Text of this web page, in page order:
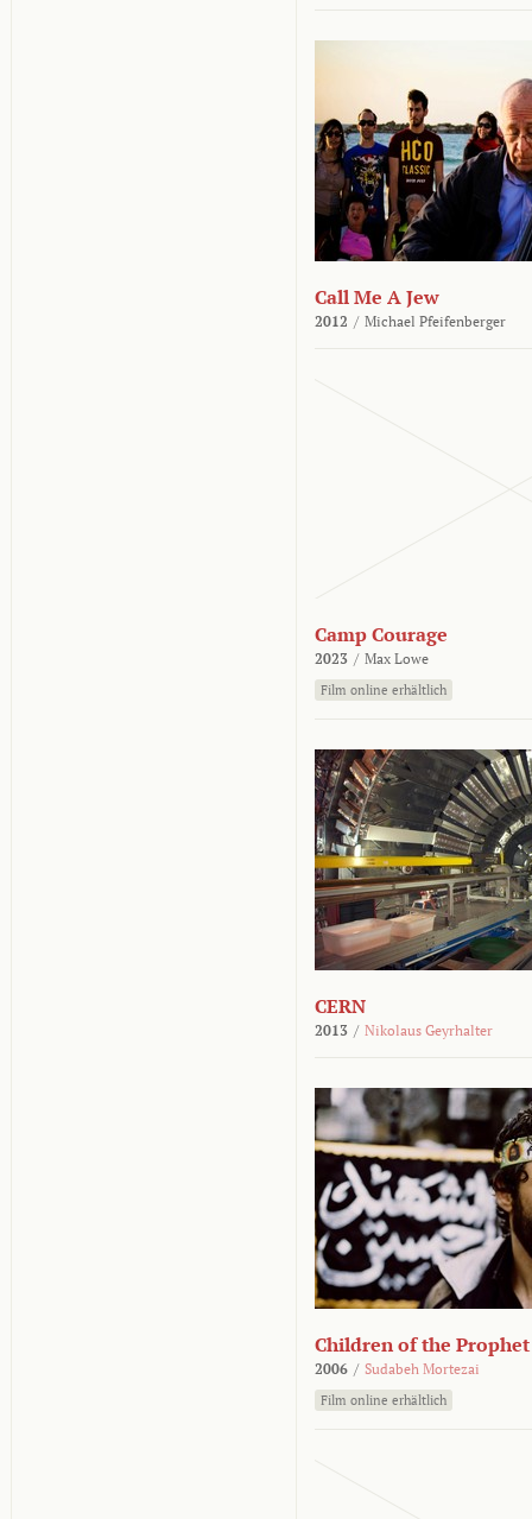
Call Me A Jew
2012 / Michael Pfeifenberger
Camp Courage
2023 / Max Lowe
Film online erhältlich
CERN
2013 / Nikolaus Geyrhalter
Children of the Prophet
2006 / Sudabeh Mortezai
Film online erhältlich